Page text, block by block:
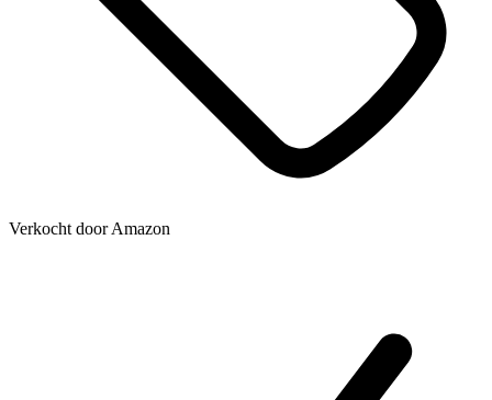
Verkocht doorAmazon